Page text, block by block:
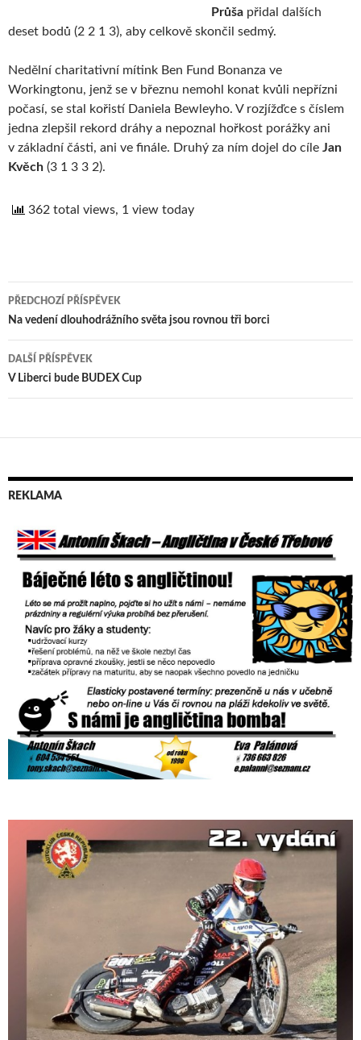
Průša přidal dalších
deset bodů (2 2 1 3), aby celkově skončil sedmý.
Nedělní charitativní mítink Ben Fund Bonanza ve
Workingtonu, jenž se v březnu nemohl konat kvůli nepřízni
počasí, se stal kořistí Daniela Bewleyho. V rozjížďce s číslem
jedna zlepšil rekord dráhy a nepoznal hořkost porážky ani
v základní části, ani ve finále. Druhý za ním dojel do cíle Jan
Kvěch (3 1 3 3 2).
362 total views, 1 view today
Navigace
pro
příspěvek
PŘEDCHOZÍ PŘÍSPĚVEK
Na vedení dlouhodrážního světa jsou rovnou tři borci
DALŠÍ PŘÍSPĚVEK
V Liberci bude BUDEX Cup
REKLAMA